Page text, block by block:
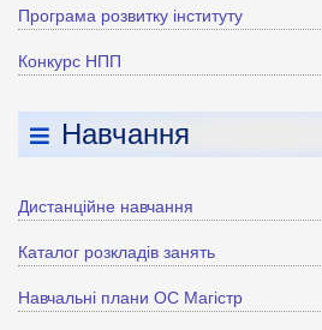
Програма розвитку інституту
Конкурс НПП
Навчання
Дистанційне навчання
Каталог розкладів занять
Навчальні плани ОС Магістр